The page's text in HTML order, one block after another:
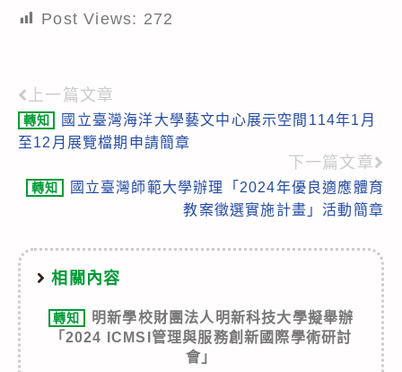
Post Views: 272
Read
more
上一篇文章
轉知
國立臺灣海洋大學藝文中心展示空間114年1月
至12月展覽檔期申請簡章
下一篇文章
轉知
國立臺灣師範大學辦理「2024年優良適應體育
教案徵選實施計畫」活動簡章
相關內容
轉知
明新學校財團法人明新科技大學擬舉辦
「2024 ICMSI管理與服務創新國際學術研討
會」